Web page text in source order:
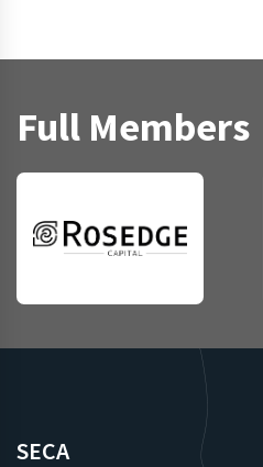
Full Members
SECA